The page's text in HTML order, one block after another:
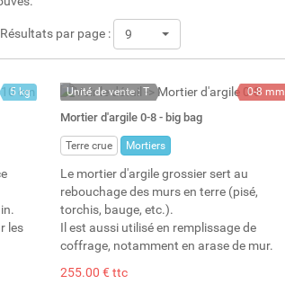
Résultats par page : 9
5 kg
les
Unité de vente : T
A la demande
0-8 mm
Mortier d'argile 0-8 - big bag
Terre crue Mortiers
Le mortier d'argile grossier sert au
rebouchage des murs en terre (pisé,
torchis, bauge, etc.).
Il est aussi utilisé en remplissage de
coffrage, notamment en arase de mur.
255.00 € ttc